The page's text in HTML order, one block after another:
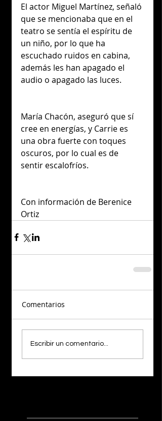
El actor Miguel Martínez, señaló
que se mencionaba que en el
teatro se sentía el espíritu de
un niño, por lo que ha
escuchado ruidos en cabina,
además les han apagado el
audio o apagado las luces.
María Chacón, aseguró que sí
cree en energías, y Carrie es
una obra fuerte con toques
oscuros, por lo cual es de
sentir escalofríos.
Con información de Berenice
Ortiz
Comentarios
Escribir un comentario...